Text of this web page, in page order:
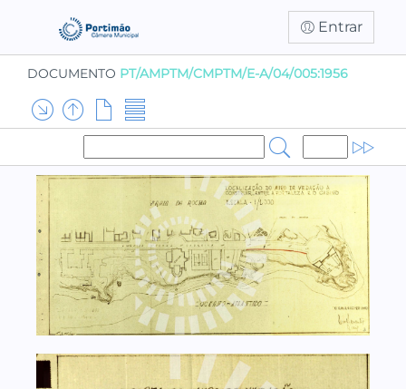
Entrar
DOCUMENTO PT/AMPTM/CMPTM/E-A/04/005:1956